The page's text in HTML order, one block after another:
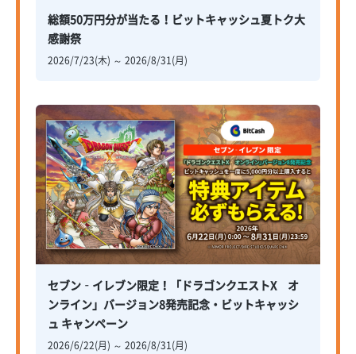
総額50万円分が当たる！ビットキャッシュ夏トク大
感謝祭
2026/7/23(木) ～ 2026/8/31(月)
セブン‐イレブン限定！「ドラゴンクエストX オ
ンライン」バージョン8発売記念・ビットキャッシ
ュ キャンペーン
2026/6/22(月) ～ 2026/8/31(月)